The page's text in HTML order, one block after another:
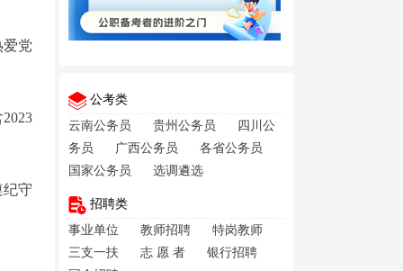
爱党
纪守
公考类
云南公务员
贵州公务员
四川公
务员
广西公务员
各省公务员
国家公务员
选调遴选
招聘类
事业单位
教师招聘
特岗教师
三支一扶
志 愿 者
银行招聘